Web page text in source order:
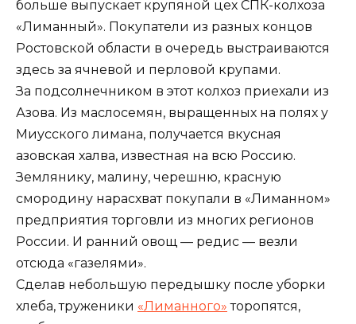
больше выпускает крупяной цех СПК-колхоза
«Лиманный». Покупатели из разных концов
Ростовской области в очередь выстраиваются
здесь за ячневой и перловой крупами.
За подсолнечником в этот колхоз приехали из
Азова. Из маслосемян, выращенных на полях у
Миусского лимана, получается вкусная
азовская халва, известная на всю Россию.
Землянику, малину, черешню, красную
смородину нарасхват покупали в «Лиманном»
предприятия торговли из многих регионов
России. И ранний овощ — редис — везли
отсюда «газелями».
Сделав небольшую передышку после уборки
хлеба, труженики «Лиманного» торопятся,